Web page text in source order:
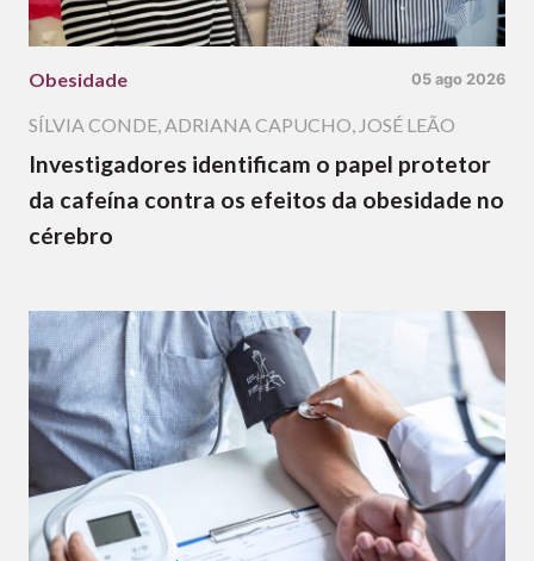
Obesidade 05 ago 2026
SÍLVIA CONDE,ADRIANA CAPUCHO, JOSÉ LEÃO
Investigadores identificam o papel protetor
da cafeína contra os efeitos da obesidade no
cérebro